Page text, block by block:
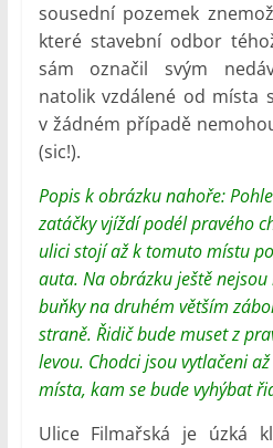
sousední pozemek
které stavební odbor
sám označil svým
natolik vzdálené od místa
v žádném případě
(sic!).
Popis k obrázku nahoře:
zatáčky vjíždí podél pravého
ulici stojí až k tomuto místu
auta. Na obrázku ještě
buňky na druhém větším
straně. Řidič bude muset z
levou. Chodci jsou vytlačeni
místa, kam se bude vyhýbat
Ulice Filmařská je úzká